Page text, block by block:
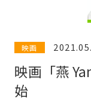
映画
映画「燕
始